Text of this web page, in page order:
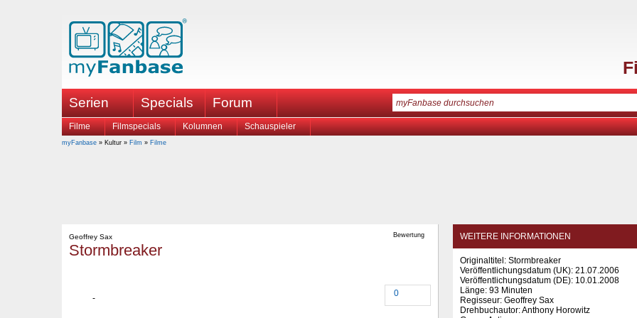
Serien Specials Forum
Filme Filmspecials Kolumnen Schauspieler
myFanbase » Kultur » Film » Filme
Bewertung
Geoffrey Sax
Stormbreaker
0
WEITERE INFORMATIONEN
Originaltitel: Stormbreaker
Veröffentlichungsdatum (UK): 21.07.2006
Veröffentlichungsdatum (DE): 10.01.2008
Länge: 93 Minuten
Regisseur: Geoffrey Sax
Drehbuchautor: Anthony Horowitz